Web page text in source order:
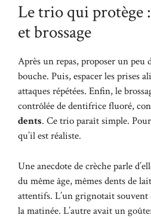
Le trio qui protège
et brossage
Après un repas, proposer un peu
bouche. Puis, espacer les prises
attaques répétées. Enfin, le
contrôlée de dentifrice fluoré,
dents. Ce trio paraît simple.
qu’il est réaliste.
Une anecdote de crèche parle
du même âge, mêmes dents de
attentifs. L’un grignotait souvent
la matinée. L’autre avait un